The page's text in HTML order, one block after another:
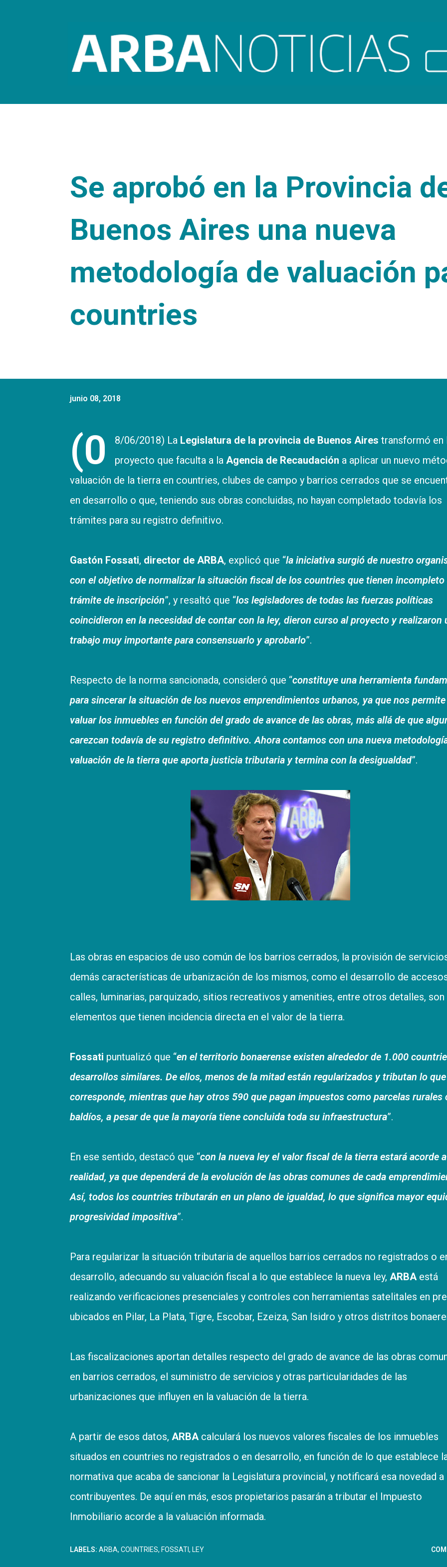
Se aprobó en la Provincia
Buenos Aires una nueva
metodología de valuación
countries
junio 08, 2018
(0 8/06/2018) La Legislatura de la provincia de Buenos Aires transformó en
proyecto que faculta a la Agencia de Recaudación a aplicar un nuevo
valuación de la tierra en countries, clubes de campo y barrios cerrados que se
en desarrollo o que, teniendo sus obras concluidas, no hayan completado todavía los
trámites para su registro definitivo.
Gastón Fossati, director de ARBA, explicó que “la iniciativa surgió de nuestro
con el objetivo de normalizar la situación fiscal de los countries que tienen incompleto
trámite de inscripción”, y resaltó que “los legisladores de todas las fuerzas políticas
coincidieron en la necesidad de contar con la ley, dieron curso al proyecto y realizaron
trabajo muy importante para consensuarlo y aprobarlo”.
Respecto de la norma sancionada, consideró que “constituye una herramienta
para sincerar la situación de los nuevos emprendimientos urbanos, ya que nos permite
valuar los inmuebles en función del grado de avance de las obras, más allá de que
carezcan todavía de su registro definitivo. Ahora contamos con una nueva
valuación de la tierra que aporta justicia tributaria y termina con la desigualdad”.
Las obras en espacios de uso común de los barrios cerrados, la provisión de
demás características de urbanización de los mismos, como el desarrollo de
calles, luminarias, parquizado, sitios recreativos y amenities, entre otros detalles, son
elementos que tienen incidencia directa en el valor de la tierra.
Fossati puntualizó que “en el territorio bonaerense existen alrededor de 1.000
desarrollos similares. De ellos, menos de la mitad están regularizados y tributan lo que
corresponde, mientras que hay otros 590 que pagan impuestos como parcelas rurales
baldíos, a pesar de que la mayoría tiene concluida toda su infraestructura”.
En ese sentido, destacó que “con la nueva ley el valor fiscal de la tierra estará acorde
realidad, ya que dependerá de la evolución de las obras comunes de cada
Así, todos los countries tributarán en un plano de igualdad, lo que significa mayor
progresividad impositiva”.
Para regularizar la situación tributaria de aquellos barrios cerrados no registrados o
desarrollo, adecuando su valuación fiscal a lo que establece la nueva ley, ARBA está
realizando verificaciones presenciales y controles con herramientas satelitales en
ubicados en Pilar, La Plata, Tigre, Escobar, Ezeiza, San Isidro y otros distritos
Las fiscalizaciones aportan detalles respecto del grado de avance de las obras
en barrios cerrados, el suministro de servicios y otras particularidades de las
urbanizaciones que influyen en la valuación de la tierra.
A partir de esos datos, ARBA calculará los nuevos valores fiscales de los inmuebles
situados en countries no registrados o en desarrollo, en función de lo que establece
normativa que acaba de sancionar la Legislatura provincial, y notificará esa novedad a
contribuyentes. De aquí en más, esos propietarios pasarán a tributar el Impuesto
Inmobiliario acorde a la valuación informada.
LABELS: ARBA COUNTRIES FOSSATI LEY